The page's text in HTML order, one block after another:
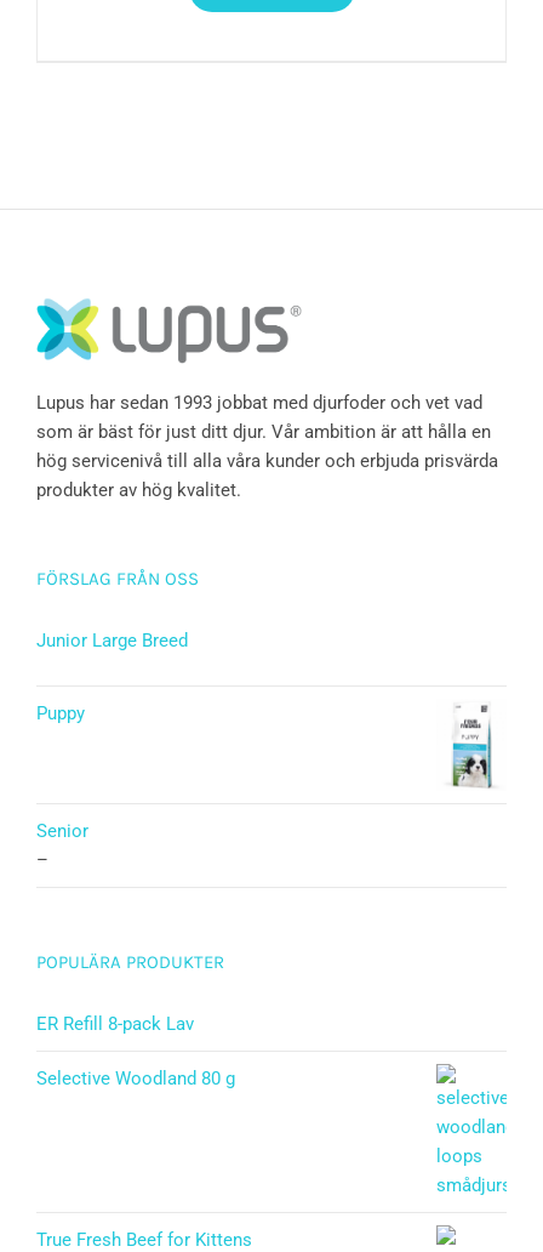
Lupus har sedan 1993 jobbat med djurfoder och vet vad
som är bäst för just ditt djur. Vår ambition är att hålla en
hög servicenivå till alla våra kunder och erbjuda prisvärda
produkter av hög kvalitet.
FÖRSLAG FRÅN OSS
Junior Large Breed
5.00av 5
Puppy
Senior
–
POPULÄRA PRODUKTER
ER Refill 8-pack Lav
Selective Woodland 80 g
True Fresh Beef for Kittens